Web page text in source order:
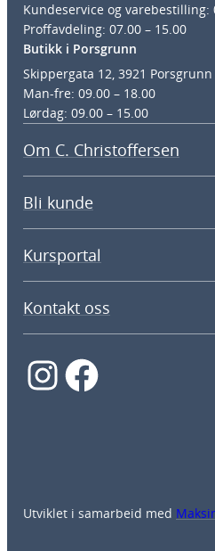
Kundeservice og varebestilling:
Proffavdeling: 07.00 – 15.00
Butikk i Porsgrunn
Skippergata 12, 3921 Porsgrunn
Man-fre: 09.00 – 18.00
Lørdag: 09.00 – 15.00
Om C. Christoffersen
Bli kunde
Kursportal
Kontakt oss
InstagramFacebook
Utviklet i samarbeid med